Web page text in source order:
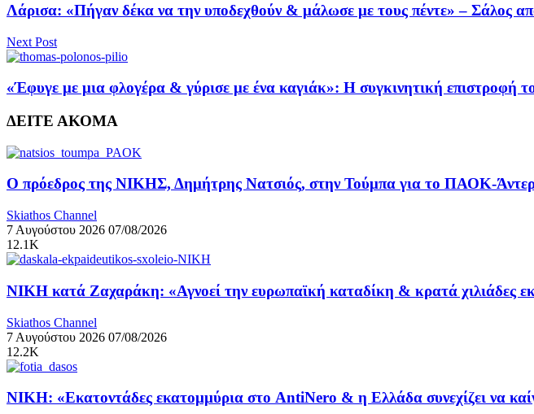
Λάρισα: «Πήγαν δέκα να την υποδεχθούν & μάλωσε με τους πέντε» – Σάλος
Next Post
«Έφυγε με μια φλογέρα & γύρισε με ένα καγιάκ»: Η συγκινητική επιστροφή
ΔΕΙΤΕ ΑΚΟΜΑ
Ο πρόεδρος της ΝΙΚΗΣ, Δημήτρης Νατσιός, στην Τούμπα για το ΠΑΟΚ-
Skiathos Channel
7 Αυγούστου 2026 07/08/2026
12.1K
ΝΙΚΗ κατά Ζαχαράκη: «Αγνοεί την ευρωπαϊκή καταδίκη & κρατά χιλιάδες
Skiathos Channel
7 Αυγούστου 2026 07/08/2026
12.2K
ΝΙΚΗ: «Εκατοντάδες εκατομμύρια στο AntiNero & η Ελλάδα συνεχίζει να